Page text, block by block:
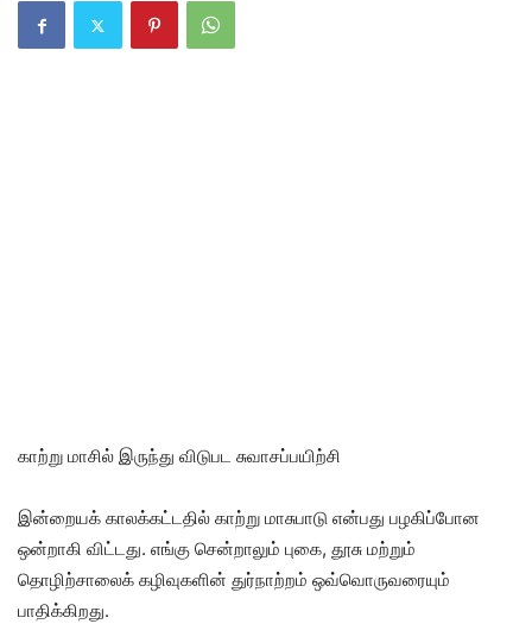
காற்று மாசில் இருந்து விடுபட சுவாசப்பயிற்சி
இன்றையக் காலக்கட்டதில் காற்று மாசுபாடு என்பது பழகிப்போன
ஒன்றாகி விட்டது. எங்கு சென்றாலும் புகை, தூசு மற்றும்
தொழிற்சாலைக் கழிவுகளின் துர்நாற்றம் ஒவ்வொருவரையும்
பாதிக்கிறது.